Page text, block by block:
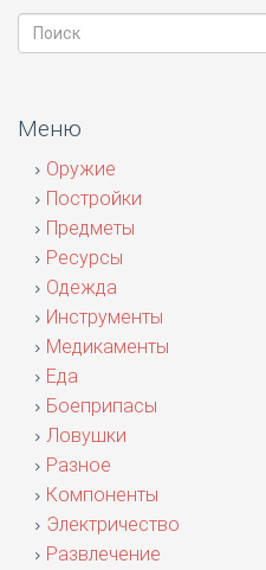
Меню
Оружие
Постройки
Предметы
Ресурсы
Одежда
Инструменты
Медикаменты
Еда
Боеприпасы
Ловушки
Разное
Компоненты
Электричество
Развлечение